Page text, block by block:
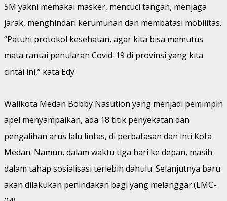
5M yakni memakai masker, mencuci tangan, menjaga
jarak, menghindari kerumunan dan membatasi mobilitas.
“Patuhi protokol kesehatan, agar kita bisa memutus
mata rantai penularan Covid-19 di provinsi yang kita
cintai ini,” kata Edy.
Walikota Medan Bobby Nasution yang menjadi pemimpin
apel menyampaikan, ada 18 titik penyekatan dan
pengalihan arus lalu lintas, di perbatasan dan inti Kota
Medan. Namun, dalam waktu tiga hari ke depan, masih
dalam tahap sosialisasi terlebih dahulu. Selanjutnya baru
akan dilakukan penindakan bagi yang melanggar.(LMC-